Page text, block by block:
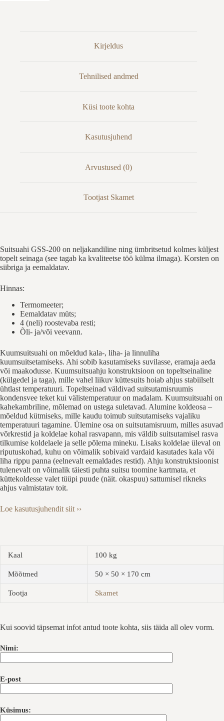
Kirjeldus
Tehnilised andmed
Küsi toote kohta
Kasutusjuhend
Arvustused (0)
Tootjast Skamet
Suitsuahi GSS-200 on neljakandiline ning ümbritsetud kolmes küljest
topelt seinaga (see tagab ka kvaliteetse töö külma ilmaga). Korsten on
siibriga ja eemaldatav.
Hinnas:
Termomeeter;
Eemaldatav müts;
4 (neli) roostevaba resti;
Õli- ja/või veevann.
Kuumsuitsuahi on mõeldud kala-, liha- ja linnuliha
kuumsuitsetamiseks. Ahi sobib kasutamiseks suvilasse, eramaja aeda
või maakodusse. Kuumsuitsuahju konstruktsioon on topeltseinaline
(külgedel ja taga), mille vahel liikuv küttesuits hoiab ahjus stabiilselt
ühtlast temperatuuri. Topeltseinad väldivad suitsutamisruumis
kondensvee teket kui välistemperatuur on madalam. Kuumsuitsuahi on
kahekambriline, mõlemad on ustega suletavad. Alumine koldeosa –
mõeldud kütmiseks, mille kaudu toimub suitsutamiseks vajaliku
temperatuuri tagamine. Ülemine osa on suitsutamisruum, milles asuvad
võrkrestid ja koldelae kohal rasvapann, mis väldib suitsutamisel rasva
tilkumise koldelaele ja selle põlema mineku. Lisaks koldelae üleval on
riputuskohad, kuhu on võimalik sobivaid vardaid kasutades kala või
liha rippu panna (eelnevalt eemaldades restid). Ahju konstruktsioonist
tulenevalt on võimalik täiesti puhta suitsu toomine kartmata, et
küttekoldesse valet tüüpi puude (näit. okaspuu) sattumisel rikneks
ahjus valmistatav toit.
Loe kasutusjuhendit siit ››
Kaal 100 kg
Mõõtmed 50 × 50 × 170 cm
Tootja Skamet
Kui soovid täpsemat infot antud toote kohta, siis täida all olev vorm.
Nimi:
E-post
Küsimus: